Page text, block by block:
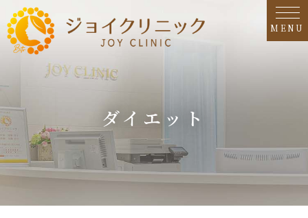
MENU
ダイエット